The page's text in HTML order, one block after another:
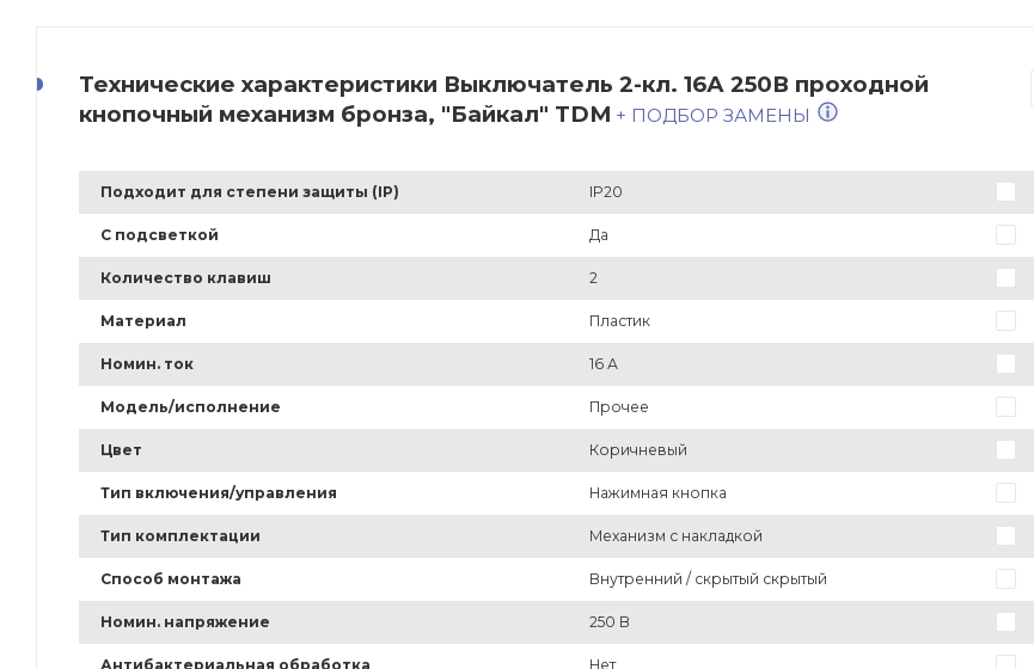
Технические характеристики Выключатель 2-кл. 16А 250В проходной
кнопочный механизм бронза, "Байкал" TDM + ПОДБОР ЗАМЕНЫ
Подходит для степени защиты (IP) IP20
С подсветкой Да
Количество клавиш 2
Материал Пластик
Номин. ток 16 А
Модель/исполнение Прочее
Цвет Коричневый
Тип включения/управления Нажимная кнопка
Тип комплектации Механизм с накладкой
Способ монтажа Внутренний / скрытый скрытый
Номин. напряжение 250 В
Антибактериальная обработка Нет